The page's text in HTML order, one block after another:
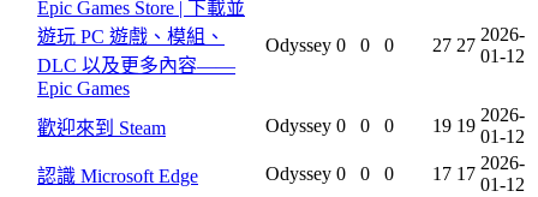
Epic Games Store | 下載並
遊玩 PC 遊戲、模組、
DLC 以及更多內容——
Epic Games
Odyssey 0 0 0 27 27
2026-
01-12
歡迎來到 Steam Odyssey 0 0 0 19 19
2026-
01-12
認識 Microsoft Edge
Odyssey 0 0 0 17 17
2026-
01-12